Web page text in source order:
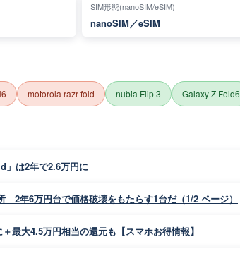
SIM形態(nanoSIM/eSIM)
nanoSIM／eSIM
motorola razr fold nubia Flip 3 Galaxy Z Fold6
は2年で2.6万円に
年6万円台で価格破壊をもたらす1台だ（1/2 ページ）
大4.5万円相当の還元も【スマホお得情報】